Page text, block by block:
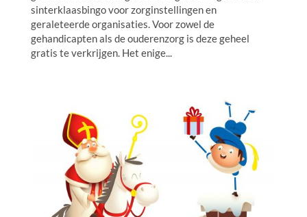
sinterklaasbingo voor zorginstellingen en
geraleteerde organisaties. Voor zowel de
gehandicapten als de ouderenzorg is deze geheel
gratis te verkrijgen. Het enige...